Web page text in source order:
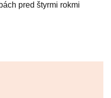
pred štyrmi rokmi